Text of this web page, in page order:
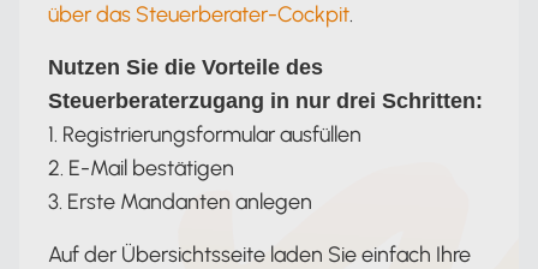
über das Steuerberater-Cockpit.
Nutzen Sie die Vorteile des
Steuerberaterzugang in nur drei Schritten:
1. Registrierungsformular ausfüllen
2. E-Mail bestätigen
3. Erste Mandanten anlegen
Auf der Übersichtsseite laden Sie einfach Ihre